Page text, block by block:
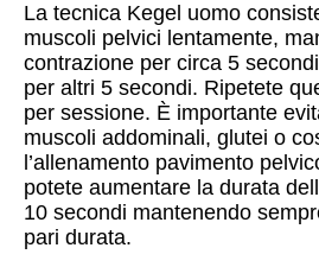
La tecnica Kegel uomo
muscoli pelvici lentamente,
contrazione per circa 5
per altri 5 secondi. Ripetete
per sessione. È importante
muscoli addominali, glutei o
l’allenamento pavimento
potete aumentare la durata
10 secondi mantenendo
pari durata.